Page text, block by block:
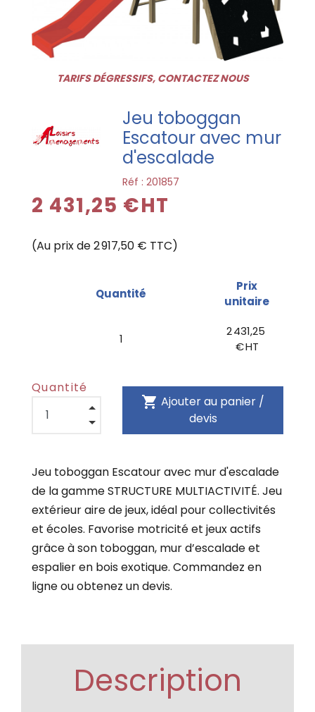
TARIFS DÉGRESSIFS, CONTACTEZ NOUS
Jeu toboggan
Escatour avec mur
d'escalade
Réf :201857
2 431,25 €HT
(Au prix de 2 917,50 € TTC)
Quantité
Prix
unitaire
1
2 431,25
€ HT
Quantité
shopping_cart Ajouter au panier /
devis
Jeu toboggan Escatour avec mur d'escalade
de la gamme STRUCTURE MULTIACTIVITÉ. Jeu
extérieur aire de jeux, idéal pour collectivités
et écoles. Favorise motricité et jeux actifs
grâce à son toboggan, mur d’escalade et
espalier en bois exotique. Commandez en
ligne ou obtenez un devis.
Description